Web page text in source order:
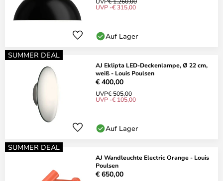
UVP -€ 315,00
Auf Lager
SUMMER DEAL
AJ Eklipta LED-Deckenlampe, Ø 22 cm,
weiß - Louis Poulsen
€ 400,00
UVP€ 505,00
UVP -€ 105,00
Auf Lager
SUMMER DEAL
AJ Wandleuchte Electric Orange - Louis
Poulsen
€ 650,00